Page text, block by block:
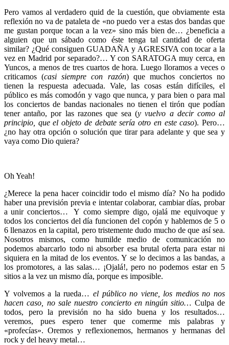
Pero vamos al verdadero quid de la cuestión, que obviamente esta
reflexión no va de pataleta de «no puedo ver a estas dos bandas que
me gustan porque tocan a la vez» sino más bien de… ¿beneficia a
alguien que un sábado como éste tenga tal cantidad de oferta
similar? ¿Qué consiguen GUADAÑA y AGRESIVA con tocar a la
vez en Madrid por separado?… Y con SARATOGA muy cerca, en
Yuncos, a menos de tres cuartos de hora. Luego lloramos a veces o
criticamos (casi siempre con razón) que muchos conciertos no
tienen la respuesta adecuada. Vale, las cosas están difíciles, el
público es más comodón y vago que nunca, y para bien o para mal
los conciertos de bandas nacionales no tienen el tirón que podían
tener antaño, por las razones que sea (y vuelvo a decir como al
principio, que el objeto de debate sería otro en este caso). Pero…
¿no hay otra opción o solución que tirar para adelante y que sea y
vaya como Dio quiera?
Oh Yeah!
¿Merece la pena hacer coincidir todo el mismo día? No ha podido
haber una previsión previa e intentar colaborar, cambiar días, probar
a unir conciertos… Y como siempre digo, ojalá me equivoque y
todos los conciertos del día funcionen del copón y hablemos de 5 o
6 llenazos en la capital, pero tristemente dudo mucho de que así sea.
Nosotros mismos, como humilde medio de comunicación no
podemos abarcarlo todo ni absorber esa brutal oferta para estar ni
siquiera en la mitad de los eventos. Y se lo decimos a las bandas, a
los promotores, a las salas… ¡Ojalá!, pero no podemos estar en 5
sitios a la vez un mismo día, porque es imposible.
Y volvemos a la rueda… el público no viene, los medios no nos
hacen caso, no sale nuestro concierto en ningún sitio… Culpa de
todos, pero la previsión no ha sido buena y los resultados…
veremos, pues espero tener que comerme mis palabras y
«profecías». Oremos y reflexionemos, hermanos y hermanas del
rock y del heavy metal…